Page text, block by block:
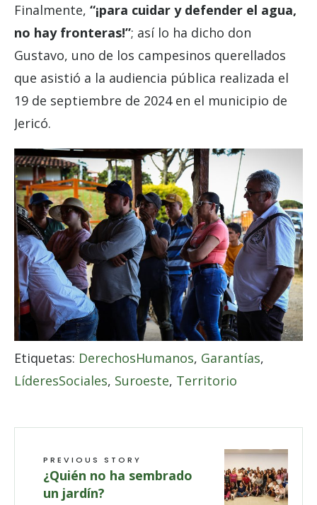
Finalmente, “¡para cuidar y defender el agua,
no hay fronteras!”; así lo ha dicho don
Gustavo, uno de los campesinos querellados
que asistió a la audiencia pública realizada el
19 de septiembre de 2024 en el municipio de
Jericó.
Etiquetas: DerechosHumanos, Garantías,
LíderesSociales, Suroeste, Territorio
PREVIOUS STORY
¿Quién no ha sembrado
un jardín?